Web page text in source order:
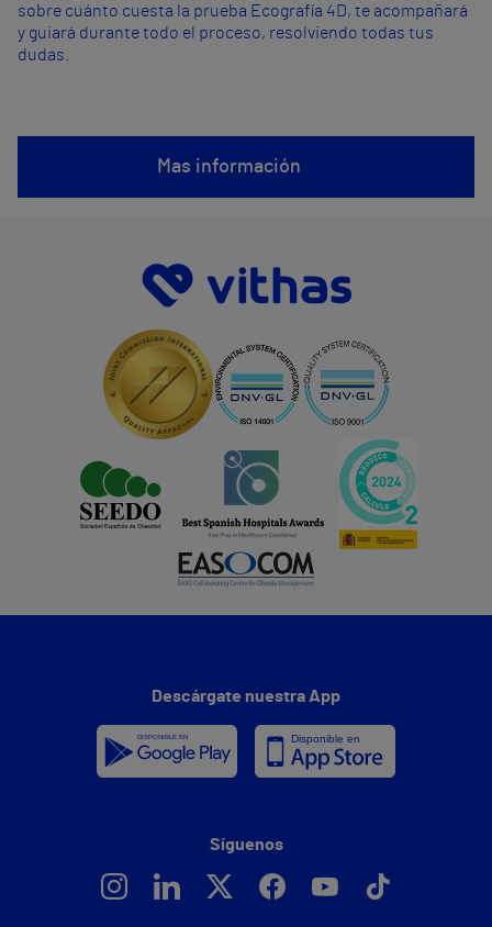
sobre cuánto cuesta la prueba Ecografía 4D, te acompañará
y guiará durante todo el proceso, resolviendo todas tus
dudas.
Mas información
Descárgate nuestra App
Síguenos